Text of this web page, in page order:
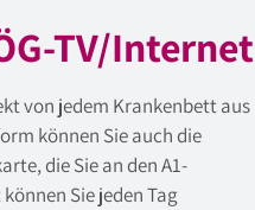
TV/Internet
von jedem Krankenbett aus
können Sie auch die
die Sie an den A1-
Sie jeden Tag